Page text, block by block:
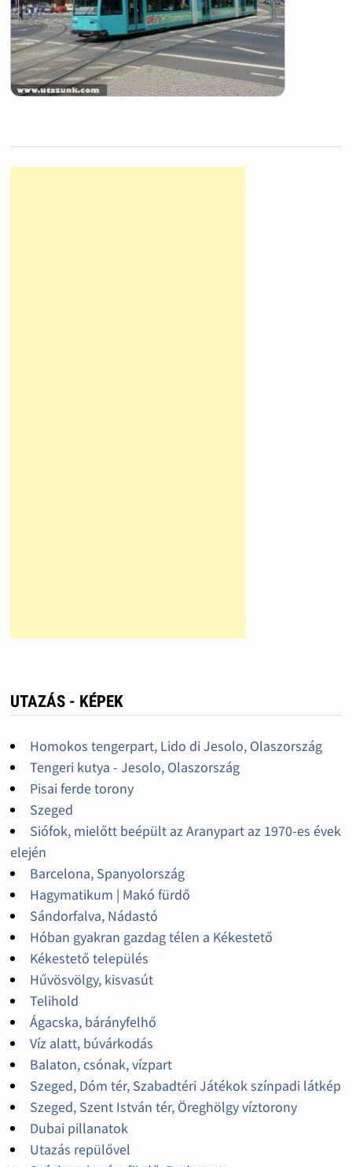
UTAZÁS - KÉPEK
Homokos tengerpart, Lido di Jesolo, Olaszország
Tengeri kutya - Jesolo, Olaszország
Pisai ferde torony
Szeged
Siófok, mielőtt beépült az Aranypart az 1970-es évek
elején
Barcelona, Spanyolország
Hagymatikum | Makó fürdő
Sándorfalva, Nádastó
Hóban gyakran gazdag télen a Kékestető
Kékestető település
Hűvösvölgy, kisvasút
Telihold
Ágacska, bárányfelhő
Víz alatt, búvárkodás
Balaton, csónak, vízpart
Szeged, Dóm tér, Szabadtéri Játékok színpadi látkép
Szeged, Szent István tér, Öreghölgy víztorony
Dubai pillanatok
Utazás repülővel